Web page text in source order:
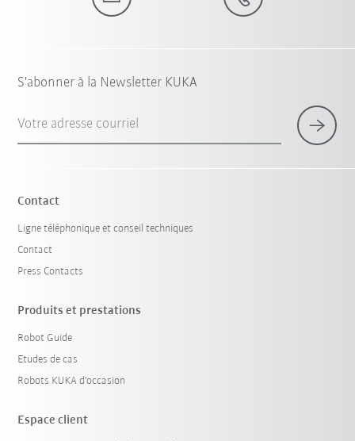
S'abonner à la Newsletter KUKA
Votre adresse courriel
Contact
Ligne téléphonique et conseil techniques
Contact
Press Contacts
Produits et prestations
Robot Guide
Etudes de cas
Robots KUKA d'occasion
Espace client